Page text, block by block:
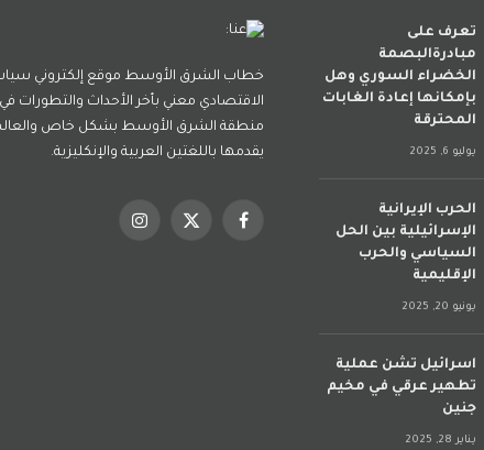
تعرف على
مبادرةالبصمة
الخضراء السوري وهل
بإمكانها إعادة الغابات
المحترقة
يوليو 6, 2025
الحرب الإيرانية
الإسرائيلية بين الحل
السياسي والحرب
الإقليمية
يونيو 20, 2025
اسرائيل تشن عملية
تطهير عرقي في مخيم
جنين
يناير 28, 2025
خطاب الشرق الأوسط موقع إلكتروني
الاقتصادي معني بأخر الأحداث والتطورات في
منطقة الشرق الأوسط بشكل خاص
يقدمها باللغتين العربية والإنكليزية.
فيسبوكX
الانستغرام